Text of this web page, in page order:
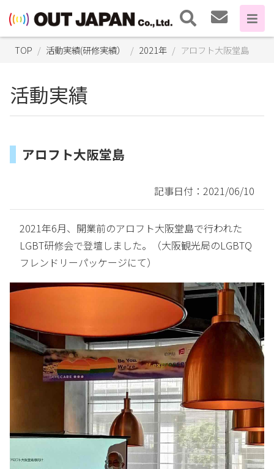
TOP 活動実績(研修実績） 2021年 アロフト大阪堂島
活動実績
アロフト大阪堂島
記事日付：2021/06/10
2021年6月、開業前のアロフト大阪堂島で行われた
LGBT研修会で登壇しました。（大阪観光局のLGBTQ
フレンドリーパッケージにて）